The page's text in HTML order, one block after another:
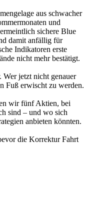
aus schwacher
und
sichere Blue
damit anfällig für
Indikatoren erste
nicht mehr bestätigt.
Wer jetzt nicht genauer
Fuß erwischt zu werden.
wir fünf Aktien, bei
sind – und wo sich
anbieten könnten.
die Korrektur Fahrt